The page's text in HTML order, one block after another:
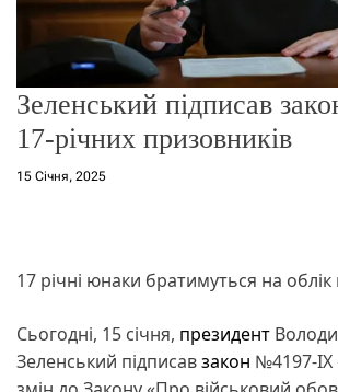
Зеленський підписав
17-річних призовників
15 Січня, 2025
17 річні юнаки братимуться на
Сьогодні, 15 січня, президент
Зеленський підписавзакон №4197-